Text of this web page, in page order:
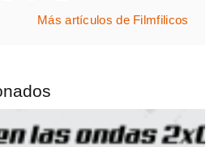
Más artículos de Filmfilicos